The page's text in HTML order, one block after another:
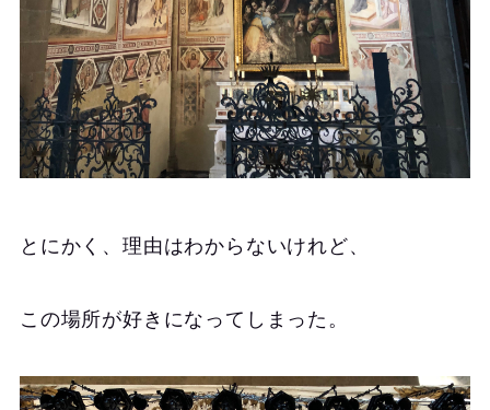
とにかく、理由はわからないけれど、
この場所が好きになってしまった。